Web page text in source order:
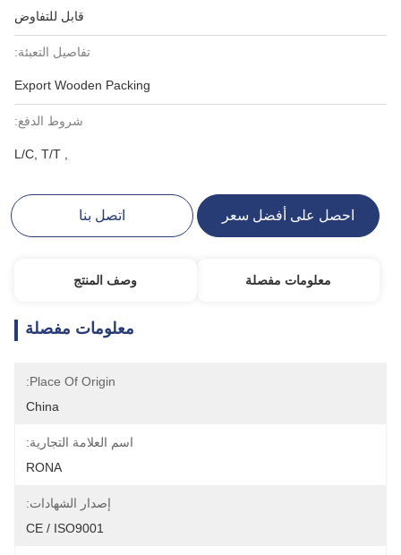
قابل للتفاوض
تفاصيل التعبئة:
Export Wooden Packing
شروط الدفع:
احصل على أفضل سعر اتصل بنا
معلومات مفصلة وصف المنتج
معلومات مفصلة
Place Of Origin:
China
اسم العلامة التجارية:
RONA
إصدار الشهادات:
CE / ISO9001